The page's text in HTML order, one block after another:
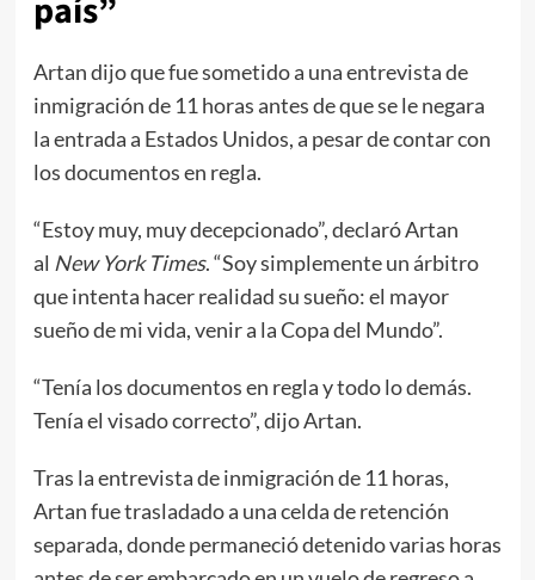
país”
Artan dijo que fue sometido a una entrevista de
inmigración de 11 horas antes de que se le negara
la entrada a Estados Unidos, a pesar de contar con
los documentos en regla.
“Estoy muy, muy decepcionado”, declaró Artan
al New York Times. “Soy simplemente un árbitro
que intenta hacer realidad su sueño: el mayor
sueño de mi vida, venir a la Copa del Mundo”.
“Tenía los documentos en regla y todo lo demás.
Tenía el visado correcto”, dijo Artan.
Tras la entrevista de inmigración de 11 horas,
Artan fue trasladado a una celda de retención
separada, donde permaneció detenido varias horas